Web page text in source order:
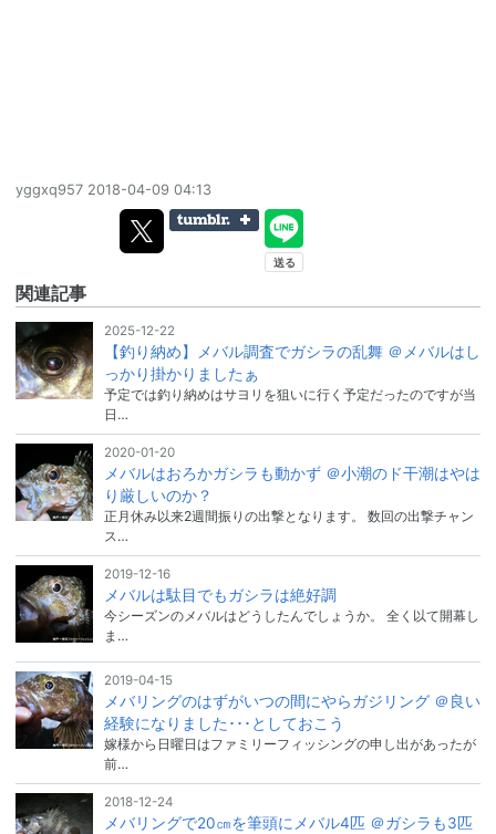
yggxq957 2018-04-09 04:13
関連記事
2025-12-22
【釣り納め】メバル調査でガシラの乱舞 ＠メバルはし
っかり掛かりましたぁ
予定では釣り納めはサヨリを狙いに行く予定だったのですが当
日…
2020-01-20
メバルはおろかガシラも動かず ＠小潮のド干潮はやは
り厳しいのか？
正月休み以来2週間振りの出撃となります。 数回の出撃チャン
ス…
2019-12-16
メバルは駄目でもガシラは絶好調
今シーズンのメバルはどうしたんでしょうか。 全く以て開幕し
ま…
2019-04-15
メバリングのはずがいつの間にやらガジリング ＠良い
経験になりました･･･としておこう
嫁様から日曜日はファミリーフィッシングの申し出があったが
前…
2018-12-24
メバリングで20㎝を筆頭にメバル4匹 ＠ガシラも3匹